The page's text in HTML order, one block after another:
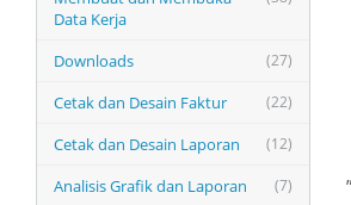
Data Kerja
(27)
Downloads
(22)
Cetak dan Desain Faktur
(12)
Cetak dan Desain Laporan
(7)
Analisis Grafik dan Laporan